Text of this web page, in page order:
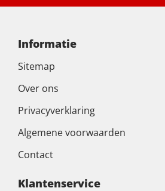
Informatie
Sitemap
Over ons
Privacyverklaring
Algemene voorwaarden
Contact
Klantenservice